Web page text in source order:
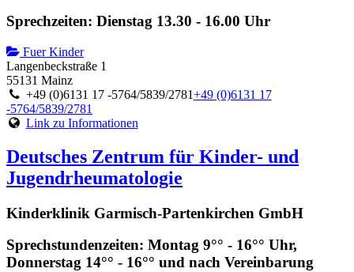
Sprechzeiten: Dienstag 13.30 - 16.00 Uhr
Fuer Kinder
Langenbeckstraße 1
55131 Mainz
+49 (0)6131 17 -5764/5839/2781+49 (0)6131 17
-5764/5839/2781
Link zu Informationen
Deutsches Zentrum für Kinder- und
Jugendrheumatologie
Kinderklinik Garmisch-Partenkirchen GmbH
Sprechstundenzeiten: Montag 9°° - 16°° Uhr,
Donnerstag 14°° - 16°° und nach Vereinbarung